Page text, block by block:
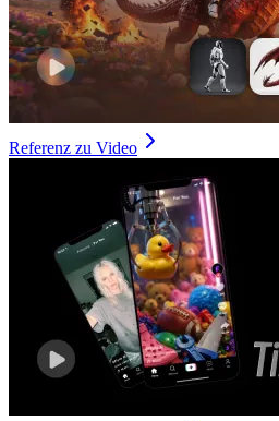
Referenz zu Video